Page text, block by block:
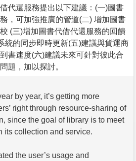
代還服務提出以下建議：(一)圖書
，可加強推廣的管道(二) 增加圖書
(三)增加圖書代借代還服務的回饋
統的同步即時更新(五)建議與貨運商
書速度(六)建議未來可針對彼此合
題，加以探討。
by year, it’s getting more
right through resource-sharing of
since the goal of library is to meet
its collection and service.
the user’s usage and